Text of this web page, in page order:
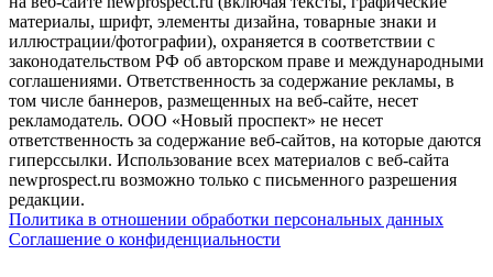
материалы, шрифт, элементы дизайна, товарные знаки и
иллюстрации/фотографии), охраняется в соответствии с
законодательством РФ об авторском праве и международными
соглашениями. Ответственность за содержание рекламы, в
том числе баннеров, размещенных на веб-сайте, несет
рекламодатель. ООО «Новый проспект» не несет
ответственность за содержание веб-сайтов, на которые даются
гиперссылки. Использование всех материалов с веб-сайта
newprospect.ru возможно только с письменного разрешения
редакции.
Политика в отношении обработки персональных данных
Соглашение о конфиденциальности